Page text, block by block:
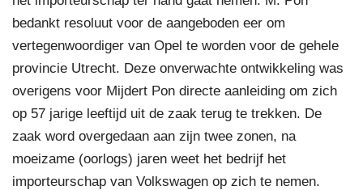
bedankt resoluut voor de aangeboden eer om
vertegenwoordiger van Opel te worden voor de gehele
provincie Utrecht. Deze onverwachte ontwikkeling was
overigens voor Mijdert Pon directe aanleiding om zich
op 57 jarige leeftijd uit de zaak terug te trekken. De
zaak word overgedaan aan zijn twee zonen, na
moeizame (oorlogs) jaren weet het bedrijf het
importeurschap van Volkswagen op zich te nemen.